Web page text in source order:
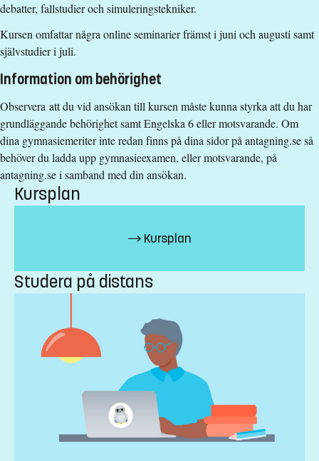
Särskilda förkunskapskrav
Grundläggande behörighet på grundnivå
samt
alternativt
Grundläggande behörighet på grundnivå
samt
Engelska nivå 2
Undantag ges för svenska
Studieavgift
Schweiz.
Har du frågor om kursen, kontakta oss.
Studievägledning
fristaendekurs.lith@liu.se
Mikael Svensson
debatter, fallstudier och simuleringstekniker.
Kursen omfattar några online seminarier främst i juni och augusti samt
självstudier i juli.
Information om behörighet
Observera att du vid ansökan till kursen måste kunna styrka att du har
grundläggande behörighet samt Engelska 6 eller motsvarande. Om
dina gymnasiemeriter inte redan finns på dina sidor på antagning.se så
behöver du ladda upp gymnasieexamen, eller motsvarande, på
antagning.se i samband med din ansökan.
Kursplan
Kursplan
Studera på distans